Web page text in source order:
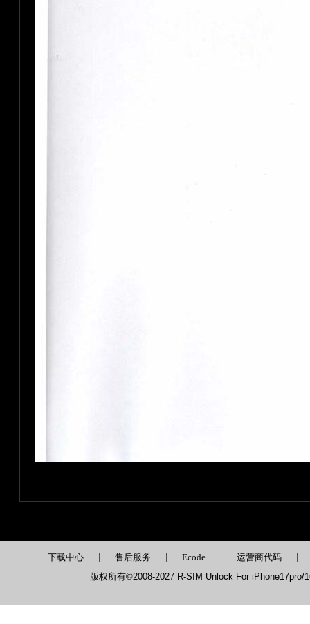
下载中心 | 售后服务 | Ecode | 运营商代码 |
版权所有©2008-2027 R-SIM Unlock For